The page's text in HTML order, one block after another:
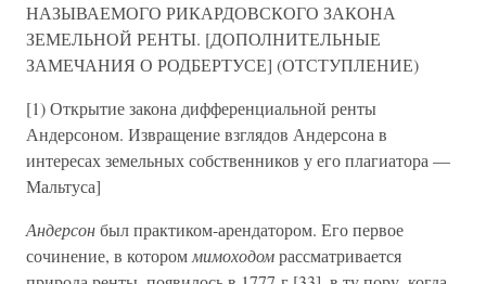
НАЗЫВАЕМОГО РИКАРДОВСКОГО ЗАКОНА
ЗЕМЕЛЬНОЙ РЕНТЫ. [ДОПОЛНИТЕЛЬНЫЕ
ЗАМЕЧАНИЯ О РОДБЕРТУСЕ] (ОТСТУПЛЕНИЕ)
[1) Открытие закона дифференциальной ренты
Андерсоном. Извращение взглядов Андерсона в
интересах земельных собственников у его плагиатора —
Мальтуса]
Андерсонбыл практиком-арендатором. Его первое
сочинение, в котором мимоходомрассматривается